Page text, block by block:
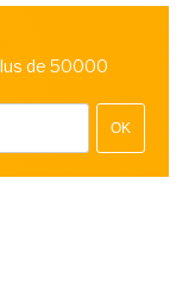
de 50000
OK